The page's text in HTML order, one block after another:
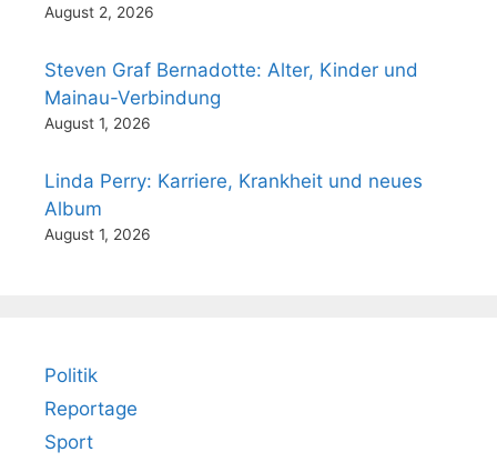
August 2, 2026
Steven Graf Bernadotte: Alter, Kinder und
Mainau-Verbindung
August 1, 2026
Linda Perry: Karriere, Krankheit und neues
Album
August 1, 2026
Politik
Reportage
Sport